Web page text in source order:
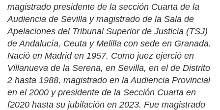
magistrado presidente de la sección Cuarta de la
Audiencia de Sevilla y magistrado de la Sala de
Apelaciones del Tribunal Superior de Justicia (TSJ)
de Andalucía, Ceuta y Melilla con sede en Granada.
Nació en Madrid en 1957. Como juez ejerció en
Villanueva de la Serena, en Sevilla, en el de Distrito
2 hasta 1988, magistrado en la Audiencia Provincial
en el 2000 y presidente de la Sección Cuarta en
f2020 hasta su jubilación en 2023. Fue magistrado